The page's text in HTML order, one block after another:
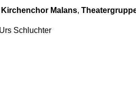
Kirchenchor Malans,
Urs Schluchter